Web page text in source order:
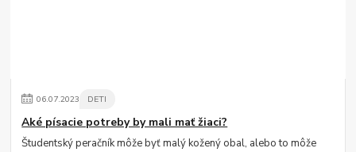
06.07.2023 DETI
Aké písacie potreby by mali mať žiaci?
Študentský peračník môže byť malý kožený obal, alebo to môže